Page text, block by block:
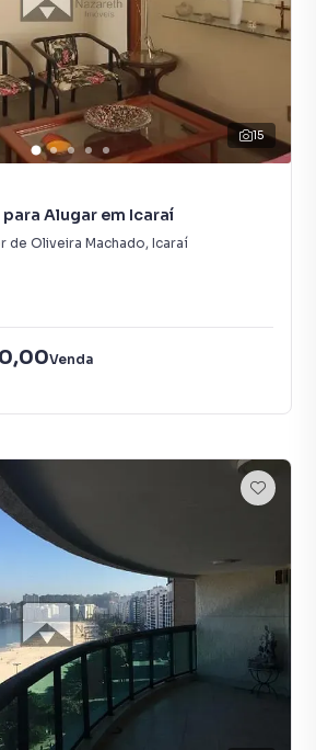
15
para Alugar em Icaraí
de Oliveira Machado, Icaraí
Venda